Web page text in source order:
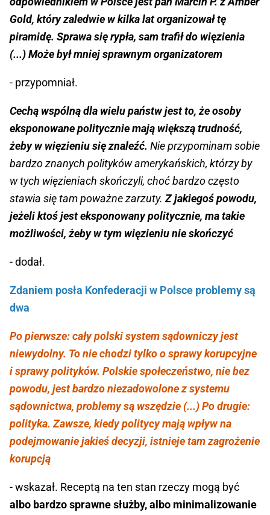
Gold, który zaledwie w kilka lat organizował tę
piramidę. Sprawa się rypła, sam trafił do więzienia
(...) Może był mniej sprawnym organizatorem
- przypomniał.
Cechą wspólną dla wielu państw jest to, że osoby
eksponowane politycznie mają większą trudność,
żeby w więzieniu się znaleźć. Nie przypominam sobie
bardzo znanych polityków amerykańskich, którzy by
w tych więzieniach skończyli, choć bardzo często
stawia się tam poważne zarzuty.Z jakiegoś powodu,
jeżeli ktoś jest eksponowany politycznie, ma takie
możliwości, żeby w tym więzieniu nie skończyć
- dodał.
Zdaniem posła Konfederacji w Polsce problemy są
dwa
Po pierwsze: cały polski system sądowniczy jest
niewydolny. To nie chodzi tylko o sprawy korupcyjne
i sprawy polityków. Polskie społeczeństwo, nie bez
powodu, jest bardzo niezadowolone z systemu
sądownictwa, problemy są wszędzie (...) Po drugie:
polityka. Zawsze, kiedy politycy mają wpływ na
podejmowanie jakieś decyzji, istnieje tam zagrożenie
korupcją
- wskazał. Receptą na ten stan rzeczy mogą być
albo bardzo sprawne służby, albo minimalizowanie